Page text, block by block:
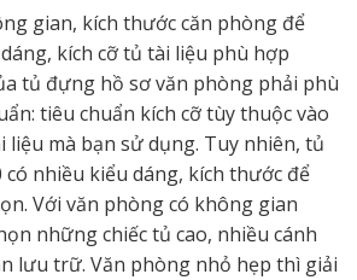
gian, kích thước căn phòng để
kích cỡ tủ tài liệu phù hợp
tủ đựng hồ sơ văn phòng phải phù
tiêu chuẩn kích cỡ tùy thuộc vào
mà bạn sử dụng. Tuy nhiên, tủ
nhiều kiểu dáng, kích thước để
Với văn phòng có không gian
những chiếc tủ cao, nhiều cánh
lưu trữ. Văn phòng nhỏ hẹp thì giải